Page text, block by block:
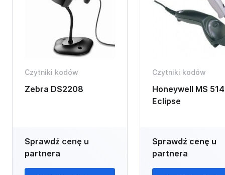
Czytniki kodów
Zebra DS2208
Sprawdź cenę u
partnera
Czytniki kodów
Honeywell MS
Eclipse
Sprawdź cenę u
partnera